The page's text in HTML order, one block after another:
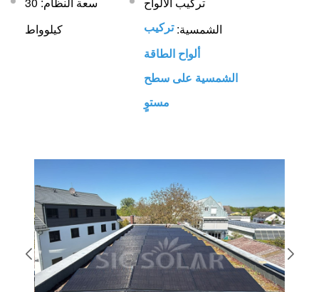
كيلوواط الشمسية:تركيب
ألواح الطاقة
الشمسية على سطح
مستوٍ